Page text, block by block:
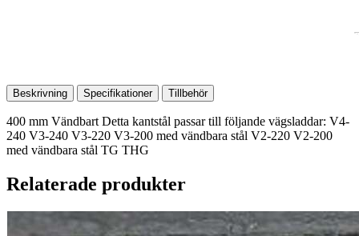
Beskrivning Specifikationer Tillbehör
400 mm Vändbart Detta kantstål passar till följande vägsladdar: V4-
240 V3-240 V3-220 V3-200 med vändbara stål V2-220 V2-200
med vändbara stål TG THG
Relaterade produkter